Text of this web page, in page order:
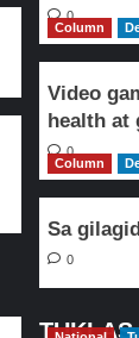
0
Column
Video
health at
0
Column
Sa
0
TUKLAS